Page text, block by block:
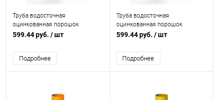
Труба водосточная
оцинкованная порошок
ф125х1250мм RAL 3012
599.44 руб. / шт
Подробнее
Труба водосточная
оцинкованная порошок
ф125х1250мм RAL 2003
599.44 руб. / шт
Подробнее